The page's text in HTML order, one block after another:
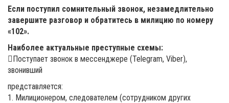
Если поступил сомнительный звонок, незамедлительно
завершите разговор и обратитесь в милицию по номеру
«102».
Наиболее актуальные преступные схемы:
Поступает звонок в мессенджере (Telegram, Viber),
звонивший
представляется:
1. Милиционером, следователем (сотрудником других